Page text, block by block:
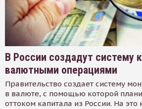
В России создадут систему
валютными операциями
Правительство создает систему
в валюте, с помощью которой
оттоком капитала из России. На это